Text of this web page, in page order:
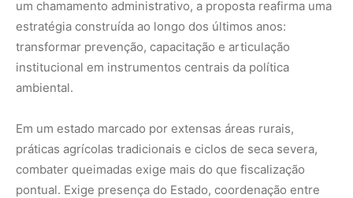
um chamamento administrativo, a proposta reafirma uma
estratégia construída ao longo dos últimos anos:
transformar prevenção, capacitação e articulação
institucional em instrumentos centrais da política
ambiental.
Em um estado marcado por extensas áreas rurais,
práticas agrícolas tradicionais e ciclos de seca severa,
combater queimadas exige mais do que fiscalização
pontual. Exige presença do Estado, coordenação entre